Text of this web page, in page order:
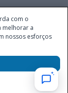
0001-84), com
andar, Itaim Bibi, no
133, Brasil - empresa
conforme Portaria nº
com o
melhorar a
nossos esforços